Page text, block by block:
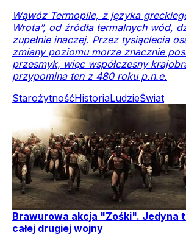
Wąwóz Termopile, z języka
Wrota”, od źródła termalnych wód,
zupełnie inaczej. Przez tysiąclecia
zmiany poziomu morza znacznie
przesmyk, więc współczesny
przypomina ten z 480 roku p.n.e.
StarożytnośćHistoriaLudzieŚwiat
Brawurowa akcja "Zośki". Jedyna
całej drugiej wojny